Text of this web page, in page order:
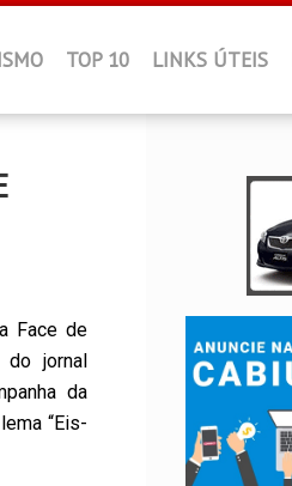
TOP 10 LINKS ÚTEIS
Face de
do jornal
da
“Eis-